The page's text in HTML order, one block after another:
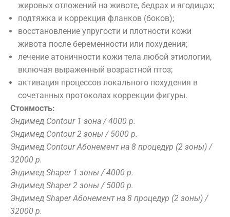
жировых отложений на животе, бедрах и ягодицах;
подтяжка и коррекция фланков (боков);
восстановление упругости и плотности кожи
живота после беременности или похудения;
лечение атоничности кожи тела любой этиологии,
включая выраженный возрастной птоз;
активация процессов локального похудения в
сочетанных протоколах коррекции фигуры.
Стоимость:
Эндимед Contour 1 зона / 4000 р.
Эндимед Contour 2 зоны / 5000 р.
Эндимед Сontour Абонемент на 8 процедур (2 зоны) /
32000 р.
Эндимед Shaper 1 зоны / 4000 р.
Эндимед Shaper 2 зоны / 5000 р.
Эндимед Shaper Абонемент на 8 процедур (2 зоны) /
32000 р.
Косметология
Лицо
Уходы
Аппаратная
косметология
Инъекционные
методики
Нитевые
методики
Пилинг
SPA
SPA
[ Comfort
Zone ]
Ligne ST
АКВАЗОНА
Ванны
Салон
бровей
Ногтевой
г. Иваново. ул. Московская, д. 55(
показать на карте )
+7 493 293 44 55 +7 910 994 03 80
info@phylobeauty.ru